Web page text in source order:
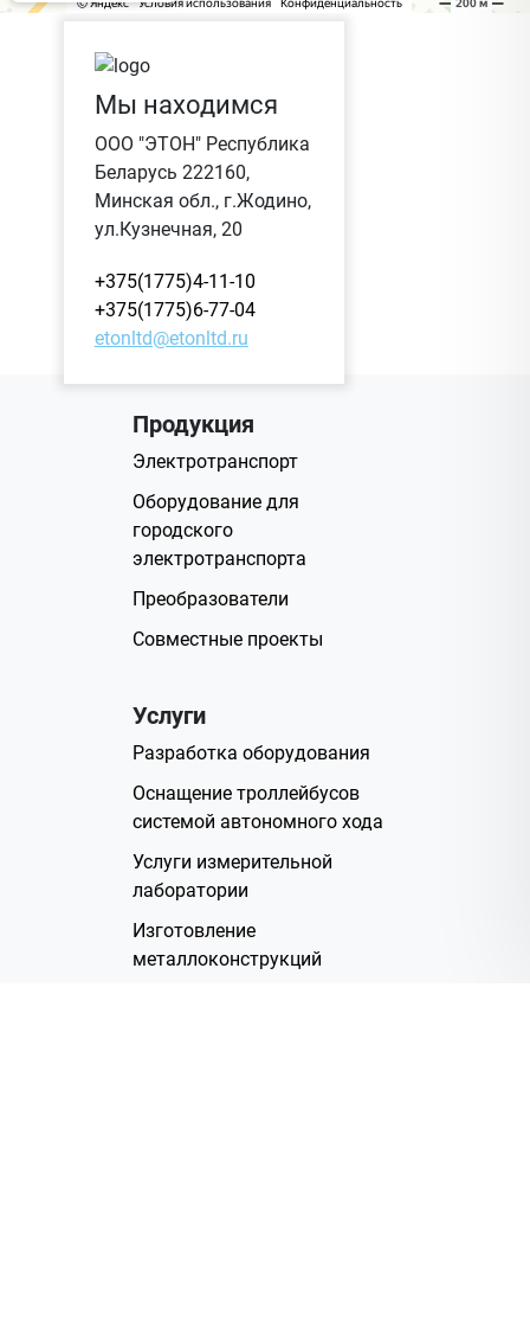
Мы находимся
ООО "ЭТОН" Республика
Беларусь 222160,
Минская обл., г.Жодино,
ул.Кузнечная, 20
+375(1775)4-11-10
+375(1775)6-77-04
etonltd@etonltd.ru
Продукция
Электротранспорт
Оборудование для
городского
электротранспорта
Преобразователи
Совместные проекты
Услуги
Разработка оборудования
Оснащение троллейбусов
системой автономного хода
Услуги измерительной
лаборатории
Изготовление
металлоконструкций